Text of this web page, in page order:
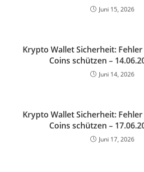
Juni 15, 2026
Krypto Wallet Sicherheit:
Coins schützen –
Juni 14, 2026
Krypto Wallet Sicherheit:
Coins schützen –
Juni 17, 2026